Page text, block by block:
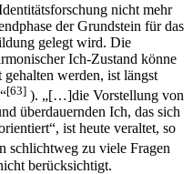
nicht mehr
der Grundstein für das
gelegt wird. Die
Ich-Zustand könne
werden, ist längst
[63] ). „[…]die Vorstellung von
überdauernden Ich, das sich
ist heute veraltet, so
schlicht­weg zu viele Fragen
berücksichtigt.